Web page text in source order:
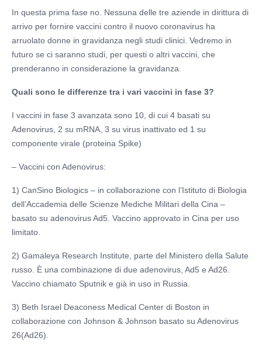
In questa prima fase no. Nessuna delle tre aziende in dirittura di
arrivo per fornire vaccini contro il nuovo coronavirus ha
arruolato donne in gravidanza negli studi clinici. Vedremo in
futuro se ci saranno studi, per questi o altri vaccini, che
prenderanno in considerazione la gravidanza.
Quali sono le differenze tra i vari vaccini in fase 3?
I vaccini in fase 3 avanzata sono 10, di cui 4 basati su
Adenovirus, 2 su mRNA, 3 su virus inattivato ed 1 su
componente virale (proteina Spike)
– Vaccini con Adenovirus:
1) CanSino Biologics – in collaborazione con l’Istituto di Biologia
dell’Accademia delle Scienze Mediche Militari della Cina –
basato su adenovirus Ad5. Vaccino approvato in Cina per uso
limitato.
2) Gamaleya Research Institute, parte del Ministero della Salute
russo. È una combinazione di due adenovirus, Ad5 e Ad26.
Vaccino chiamato Sputnik e già in uso in Russia.
3) Beth Israel Deaconess Medical Center di Boston in
collaborazione con Johnson & Johnson basato su Adenovirus
26(Ad26).